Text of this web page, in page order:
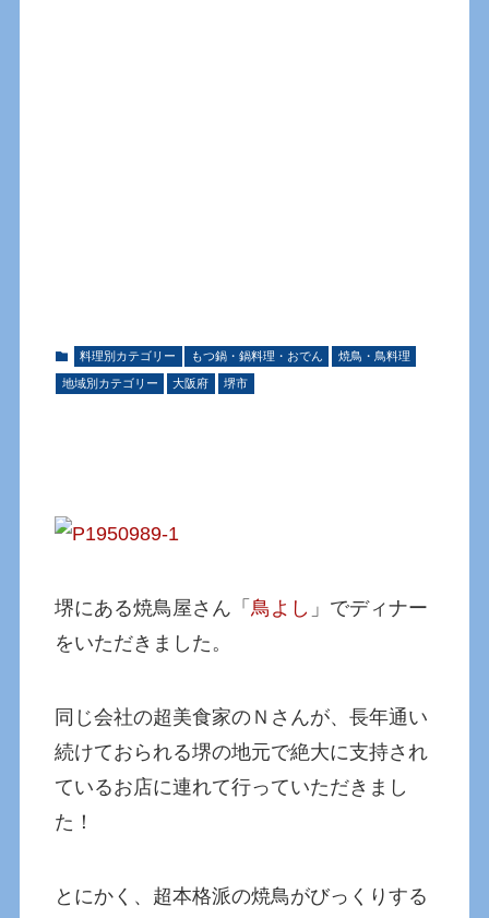
料理別カテゴリー もつ鍋・鍋料理・おでん 焼鳥・鳥料理
地域別カテゴリー 大阪府 堺市
堺にある焼鳥屋さん「鳥よし 」でディナー
をいただきました。
同じ会社の超美食家のＮさんが、長年通い
続けておられる堺の地元で絶大に支持され
ているお店に連れて行っていただきまし
た！
とにかく、超本格派の焼鳥がびっくりする